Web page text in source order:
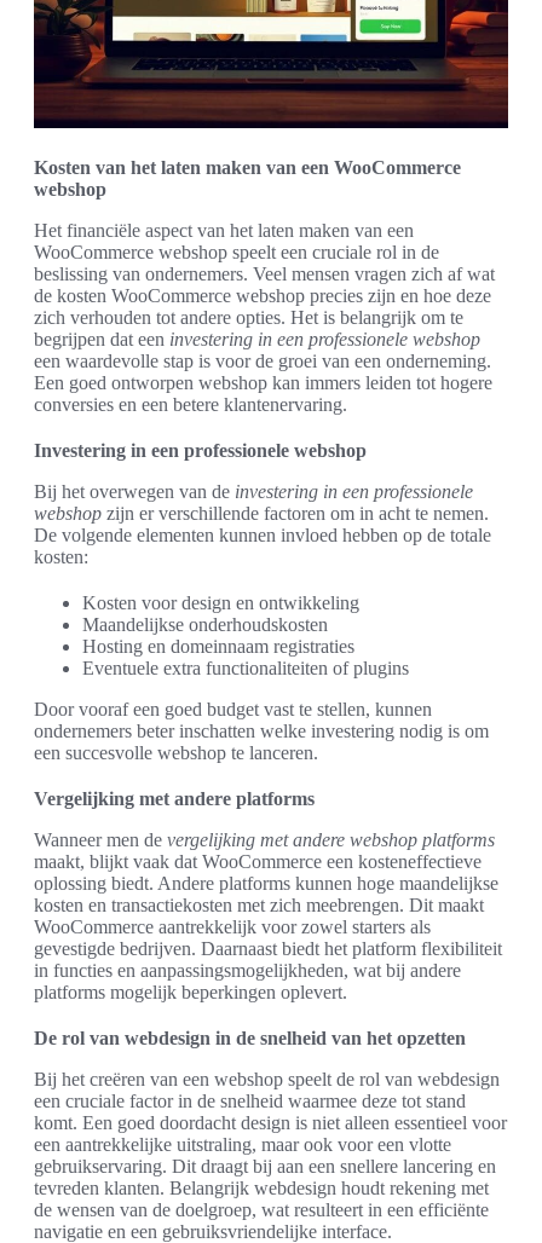
Kosten van het laten maken van een WooCommerce
webshop
Het financiële aspect van het laten maken van een
WooCommerce webshop speelt een cruciale rol in de
beslissing van ondernemers. Veel mensen vragen zich af wat
de kosten WooCommerce webshop precies zijn en hoe deze
zich verhouden tot andere opties. Het is belangrijk om te
begrijpen dat een investering in een professionele webshop
een waardevolle stap is voor de groei van een onderneming.
Een goed ontworpen webshop kan immers leiden tot hogere
conversies en een betere klantenervaring.
Investering in een professionele webshop
Bij het overwegen van de investering in een professionele
webshop zijn er verschillende factoren om in acht te nemen.
De volgende elementen kunnen invloed hebben op de totale
kosten:
Kosten voor design en ontwikkeling
Maandelijkse onderhoudskosten
Hosting en domeinnaam registraties
Eventuele extra functionaliteiten of plugins
Door vooraf een goed budget vast te stellen, kunnen
ondernemers beter inschatten welke investering nodig is om
een succesvolle webshop te lanceren.
Vergelijking met andere platforms
Wanneer men de vergelijking met andere webshop platforms
maakt, blijkt vaak dat WooCommerce een kosteneffectieve
oplossing biedt. Andere platforms kunnen hoge maandelijkse
kosten en transactiekosten met zich meebrengen. Dit maakt
WooCommerce aantrekkelijk voor zowel starters als
gevestigde bedrijven. Daarnaast biedt het platform flexibiliteit
in functies en aanpassingsmogelijkheden, wat bij andere
platforms mogelijk beperkingen oplevert.
De rol van webdesign in de snelheid van het opzetten
Bij het creëren van een webshop speelt de rol van webdesign
een cruciale factor in de snelheid waarmee deze tot stand
komt. Een goed doordacht design is niet alleen essentieel voor
een aantrekkelijke uitstraling, maar ook voor een vlotte
gebruikservaring. Dit draagt bij aan een snellere lancering en
tevreden klanten. Belangrijk webdesign houdt rekening met
de wensen van de doelgroep, wat resulteert in een efficiënte
navigatie en een gebruiksvriendelijke interface.